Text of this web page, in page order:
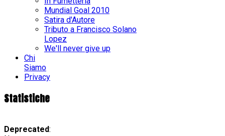
Mundial Goal 2010
Satira d'Autore
Tributo a Francisco Solano
Lopez
We'll never give up
Chi
Siamo
Privacy
Statistiche
Deprecated: